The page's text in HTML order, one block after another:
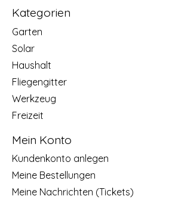
Kategorien
Garten
Solar
Haushalt
Fliegengitter
Werkzeug
Freizeit
Mein Konto
Kundenkonto anlegen
Meine Bestellungen
Meine Nachrichten (Tickets)